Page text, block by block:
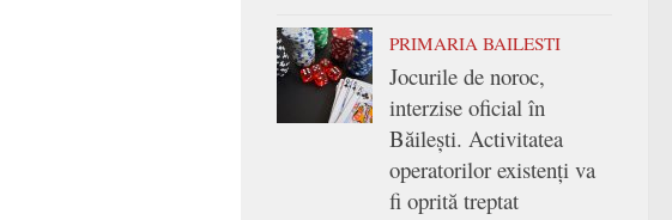
PRIMARIA BAILESTI
Jocurile de noroc,
interzise oficial în
Băilești. Activitatea
operatorilor existenți va
fi oprită treptat